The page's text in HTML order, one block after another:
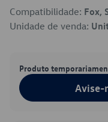
Compatibilidade: Fox,
Unidade de venda:
Produto
Avise-